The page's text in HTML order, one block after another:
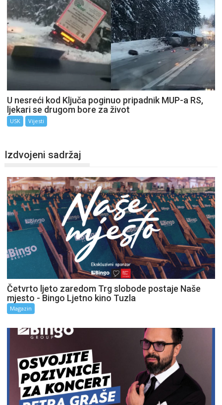
U nesreći kod Ključa poginuo pripadnik MUP-a RS,
ljekari se drugom bore za život
USK Vijesti
Izdvojeni sadržaj
Četvrto ljeto zaredom Trg slobode postaje Naše
mjesto - Bingo Ljetno kino Tuzla
Magazin